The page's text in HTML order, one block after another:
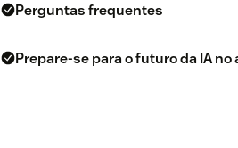
Perguntas frequentes
Prepare-se para o futuro da IA